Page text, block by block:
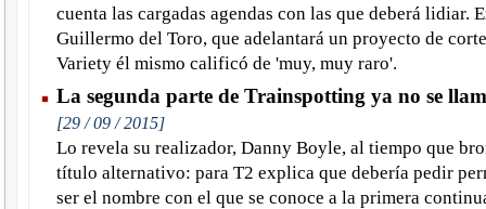
cuenta las cargadas agendas con las que deberá lidiar.
Guillermo del Toro, que adelantará un proyecto de
Variety él mismo calificó de 'muy, muy raro'.
La segunda parte de Trainspotting ya no se
[29 / 09 / 2015]
Lo revela su realizador, Danny Boyle, al tiempo que
título alternativo: para T2 explica que debería pedir
ser el nombre con el que se conoce a la primera